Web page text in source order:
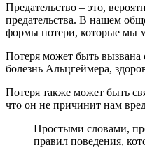
Предательство – это,
предательства. В нашем
формы потери, которые мы
Потеря может быть вызвана
болезнь Альцгеймера,
Потеря также может быть
что он не причинит нам
Простыми словами,
правил поведения,